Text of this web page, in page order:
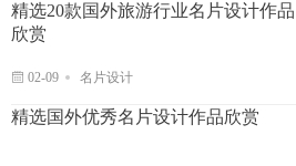
精选20款国外旅游行业名片设计作品
欣赏
02-09 名片设计
精选国外优秀名片设计作品欣赏